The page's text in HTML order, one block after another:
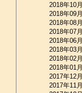
2018年10月
2018年09月
2018年08月
2018年07月
2018年06月
2018年03月
2018年02月
2018年01月
2017年12月
2017年11月